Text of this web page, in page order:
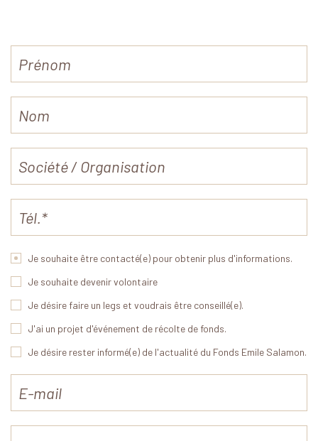
Je souhaite être contacté(e) pour obtenir plus d'informations.
Je souhaite devenir volontaire
Je désire faire un legs et voudrais être conseillé(e).
J'ai un projet d'événement de récolte de fonds.
Je désire rester informé(e) de l'actualité du Fonds Emile Salamon.